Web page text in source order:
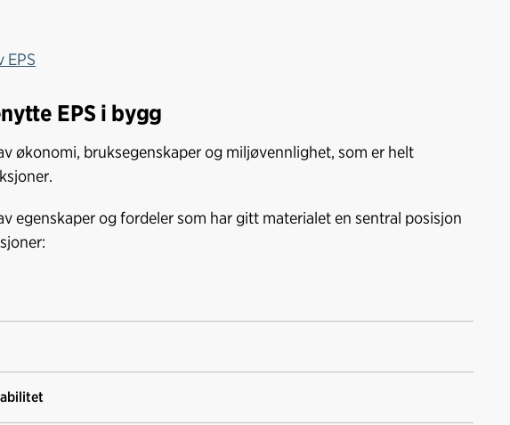
EPS
EPS i bygg
økonomi, bruksegenskaper og miljøvennlighet, som er helt
egenskaper og fordeler som har gitt materialet en sentral posisjon